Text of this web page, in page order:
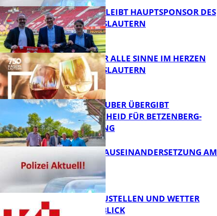
FB News
FB News
NOVOLINE BLEIBT HAUPTSPONSOR DES
1. FC KAISERSLAUTERN
FB Kultur
GENÜSSE FÜR ALLE SINNE IM HERZEN
VON KAISERSLAUTERN
MINISTER TEUBER ÜBERGIBT
FÖRDERBESCHEID FÜR BETZENBERG-
ENTWICKLUNG
HANDFESTE AUSEINANDERSETZUNG AM
PFAFFPLATZ
PARKEN, BAUSTELLEN UND WETTER
DIGITAL IM BLICK